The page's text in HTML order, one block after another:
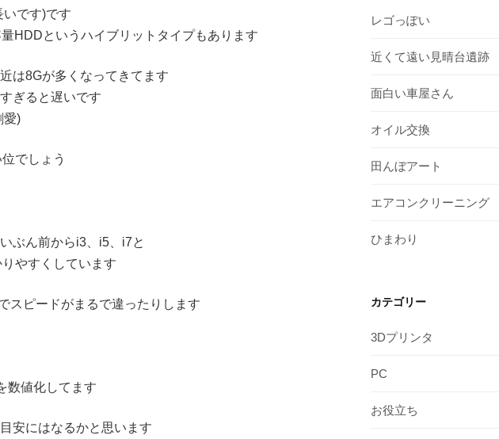
です)です
HDDというハイブリットタイプもあります
は8Gが多くなってきてます
ぎると遅いです
愛)
でしょう
ぶん前からi3、i5、i7と
やすくしています
スピードがまるで違ったりします
数値化してます
安にはなるかと思います
レゴっぽい
近くて遠い見晴台遺跡
面白い車屋さん
オイル交換
田んぼアート
エアコンクリーニング
ひまわり
カテゴリー
3Dプリンタ
PC
お役立ち